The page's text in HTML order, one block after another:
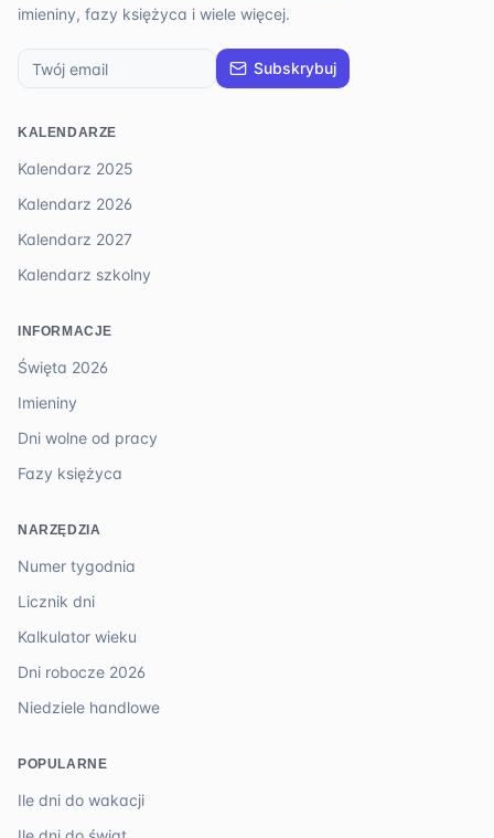
imieniny, fazy księżyca i wiele więcej.
Subskrybuj
KALENDARZE
Kalendarz 2025
Kalendarz 2026
Kalendarz 2027
Kalendarz szkolny
INFORMACJE
Święta 2026
Imieniny
Dni wolne od pracy
Fazy księżyca
NARZĘDZIA
Numer tygodnia
Licznik dni
Kalkulator wieku
Dni robocze 2026
Niedziele handlowe
POPULARNE
Ile dni do wakacji